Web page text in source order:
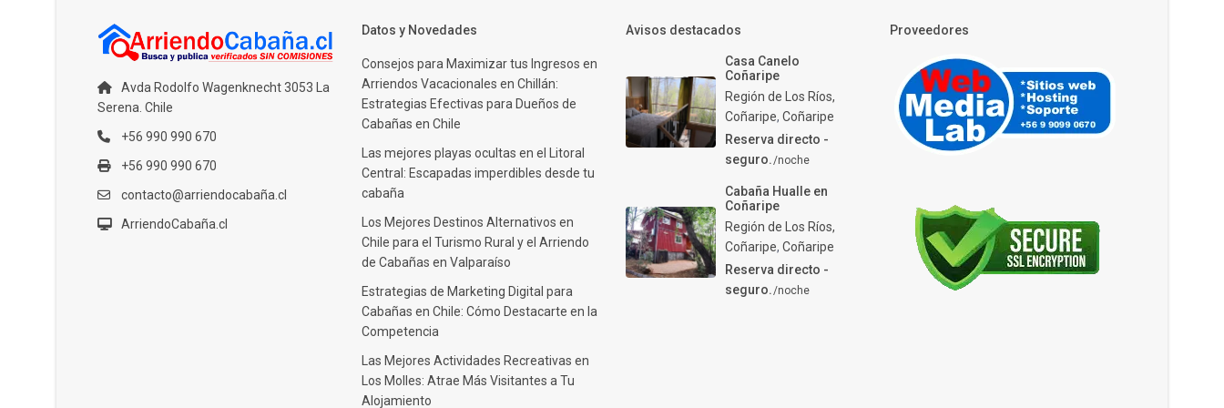
Avda Rodolfo Wagenknecht 3053 La
Serena. Chile
+56 990 990 670
+56 990 990 670
contacto@arriendocabaña.cl
ArriendoCabaña.cl
Datos y Novedades
Consejos para Maximizar tus Ingresos en
Arriendos Vacacionales en Chillán:
Estrategias Efectivas para Dueños de
Cabañas en Chile
Las mejores playas ocultas en el Litoral
Central: Escapadas imperdibles desde tu
cabaña
Los Mejores Destinos Alternativos en
Chile para el Turismo Rural y el Arriendo
de Cabañas en Valparaíso
Estrategias de Marketing Digital para
Cabañas en Chile: Cómo Destacarte en la
Competencia
Las Mejores Actividades Recreativas en
Los Molles: Atrae Más Visitantes a Tu
Alojamiento
Avisos destacados
Casa Canelo
Coñaripe
Región de Los Ríos,
Coñaripe,Coñaripe
Reserva directo -
seguro./noche
Cabaña Hualle en
Coñaripe
Región de Los Ríos,
Coñaripe,Coñaripe
Reserva directo -
seguro./noche
Proveedores